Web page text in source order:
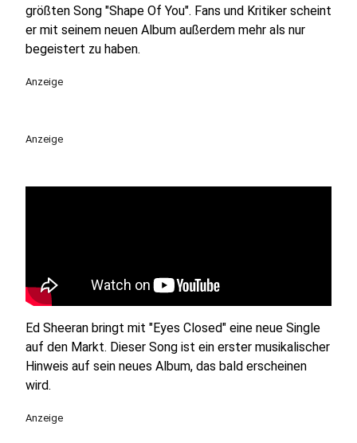
größten Song "Shape Of You". Fans und Kritiker scheint
er mit seinem neuen Album außerdem mehr als nur
begeistert zu haben.
Anzeige
Anzeige
Ed Sheeran bringt mit "Eyes Closed" eine neue Single
auf den Markt. Dieser Song ist ein erster musikalischer
Hinweis auf sein neues Album, das bald erscheinen
wird.
Anzeige